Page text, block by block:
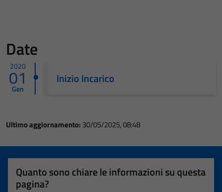
Date
2020
01
Gen
Inizio Incarico
Ultimo aggiornamento: 30/05/2025, 08:48
Quanto sono chiare le informazioni su questa
pagina?